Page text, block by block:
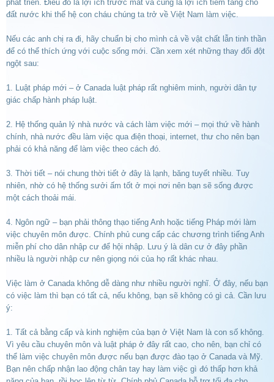
phát triển. Điều đó là lợi ích trước mắt và cũng là lợi ích tiềm tàng cho
đất nước khi thế hệ con cháu chúng ta trở về Việt Nam làm việc.
Nếu các anh chị ra đi, hãy chuẩn bị cho mình cả về vật chất lẫn tinh thần
để có thể thích ứng với cuộc sống mới. Cần xem xét những thay đổi đột
ngột sau:
1. Luật pháp mới – ở Canada luật pháp rất nghiêm minh, người dân tự
giác chấp hành pháp luật.
2. Hệ thống quản lý nhà nước và cách làm việc mới – mọi thứ về hành
chính, nhà nước đều làm việc qua điện thoại, internet, thư cho nên bạn
phải có khả năng để làm việc theo cách đó.
3. Thời tiết – nói chung thời tiết ở đây là lạnh, băng tuyết nhiều. Tuy
nhiên, nhờ có hệ thống sưởi ấm tốt ở mọi nơi nên bạn sẽ sống được
một cách thoải mái.
4. Ngôn ngữ – bạn phải thông thạo tiếng Anh hoặc tiếng Pháp mới làm
việc chuyên môn được. Chính phủ cung cấp các chương trình tiếng Anh
miễn phí cho dân nhập cư để hội nhập. Lưu ý là dân cư ở đây phần
nhiều là người nhập cư nên giọng nói của họ rất khác nhau.
Việc làm ở Canada không dễ dàng như nhiều người nghĩ. Ở đây, nếu bạn
có việc làm thì bạn có tất cả, nếu không, bạn sẽ không có gì cả. Cần lưu
ý:
1. Tất cả bằng cấp và kinh nghiệm của bạn ở Việt Nam là con số không.
Vì yêu cầu chuyên môn và luật pháp ở đây rất cao, cho nên, bạn chỉ có
thể làm việc chuyên môn được nếu bạn được đào tạo ở Canada và Mỹ.
Bạn nên chấp nhận lao động chân tay hay làm việc gì đó thấp hơn khả